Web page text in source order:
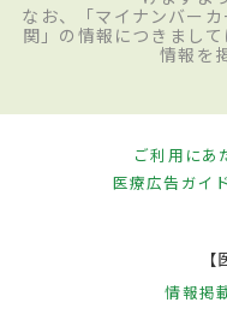
なお、「マイナンバー
関」の情報につきまし
情報を
ご利用にあ
医療広告ガイ
情報掲